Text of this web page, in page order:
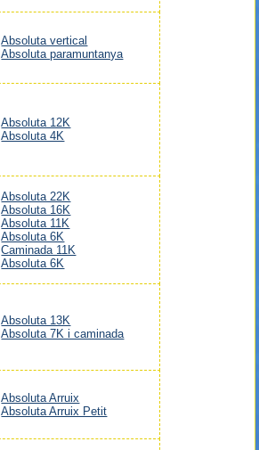
Absoluta vertical
Absoluta paramuntanya
Absoluta 12K
Absoluta 4K
Absoluta 22K
Absoluta 16K
Absoluta 11K
Absoluta 6K
Caminada 11K
Absoluta 6K
Absoluta 13K
Absoluta 7K i caminada
Absoluta Arruix
Absoluta Arruix Petit